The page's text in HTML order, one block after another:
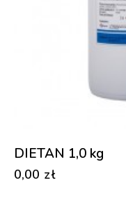
DIETAN 1,0 kg
0,00 zł